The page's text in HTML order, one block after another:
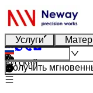
Услуги
Русский
Получить